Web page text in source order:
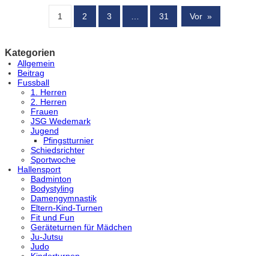
1 2 3 … 31 Vor »
Kategorien
Allgemein
Beitrag
Fussball
1. Herren
2. Herren
Frauen
JSG Wedemark
Jugend
Pfingstturnier
Schiedsrichter
Sportwoche
Hallensport
Badminton
Bodystyling
Damengymnastik
Eltern-Kind-Turnen
Fit und Fun
Geräteturnen für Mädchen
Ju-Jutsu
Judo